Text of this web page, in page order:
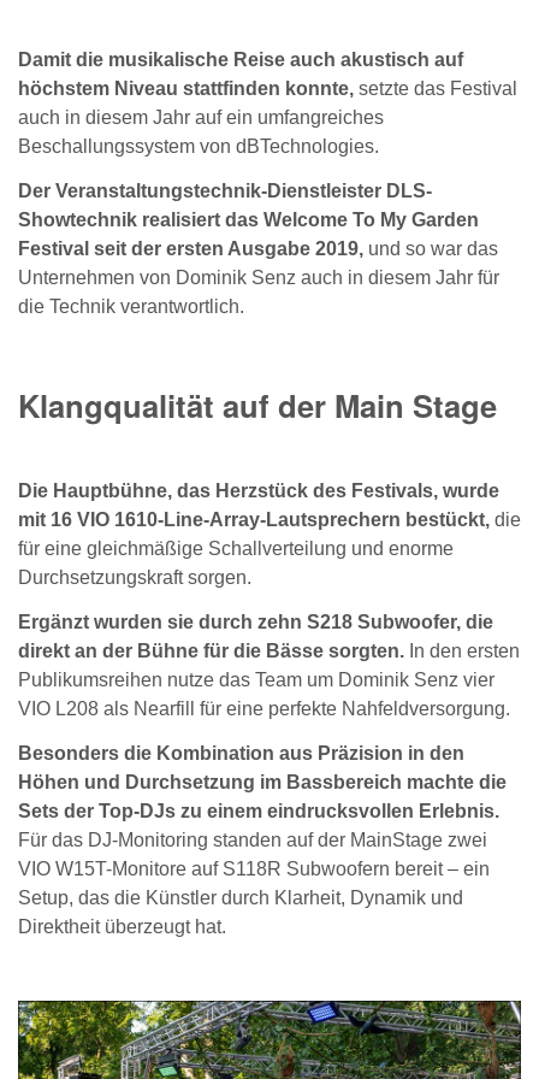
Damit die musikalische Reise auch akustisch auf
höchstem Niveau stattfinden konnte, setzte das Festival
auch in diesem Jahr auf ein umfangreiches
Beschallungssystem von dBTechnologies.
Der Veranstaltungstechnik-Dienstleister DLS-
Showtechnik realisiert das Welcome To My Garden
Festival seit der ersten Ausgabe 2019, und so war das
Unternehmen von Dominik Senz auch in diesem Jahr für
die Technik verantwortlich.
Klangqualität auf der Main Stage
Die Hauptbühne, das Herzstück des Festivals, wurde
mit 16 VIO 1610-Line-Array-Lautsprechern bestückt, die
für eine gleichmäßige Schallverteilung und enorme
Durchsetzungskraft sorgen.
Ergänzt wurden sie durch zehn S218 Subwoofer, die
direkt an der Bühne für die Bässe sorgten. In den ersten
Publikumsreihen nutze das Team um Dominik Senz vier
VIO L208 als Nearfill für eine perfekte Nahfeldversorgung.
Besonders die Kombination aus Präzision in den
Höhen und Durchsetzung im Bassbereich machte die
Sets der Top-DJs zu einem eindrucksvollen Erlebnis.
Für das DJ-Monitoring standen auf der MainStage zwei
VIO W15T-Monitore auf S118R Subwoofern bereit – ein
Setup, das die Künstler durch Klarheit, Dynamik und
Direktheit überzeugt hat.